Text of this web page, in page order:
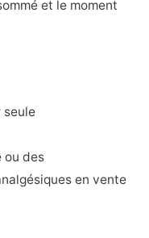
et le moment
seule
ou des
en vente